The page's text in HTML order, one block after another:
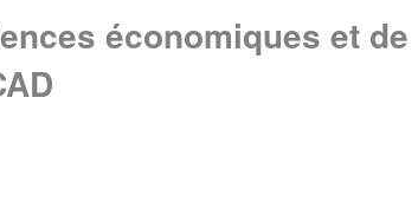
économiques et de